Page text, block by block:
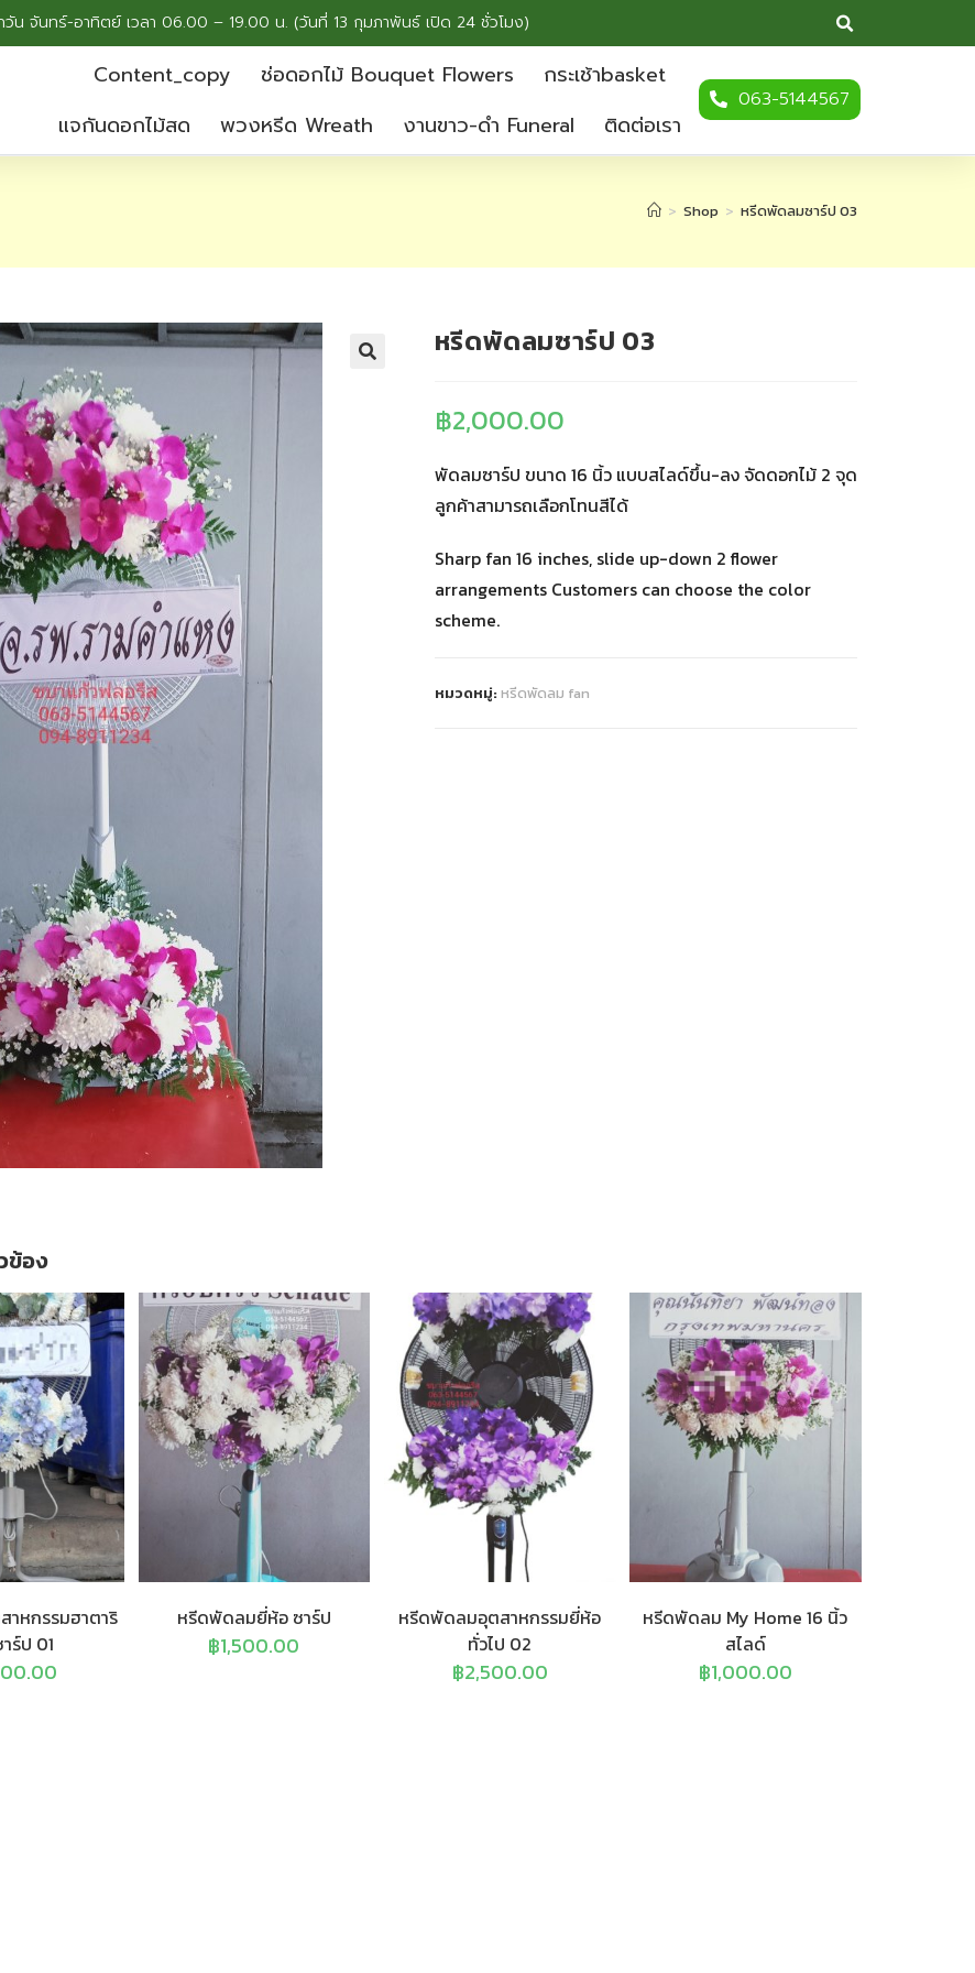
วัน จันทร์-อาทิตย์ เวลา 06.00 – 19.00 น. (วันที่ 13 กุมภาพันธ์ เปิด 24 ชั่วโมง)
Content_copy ช่อดอกไม้ Bouquet Flowers
กระเช้าbasket
แจกันดอกไม้สด
พวงหรีด Wreath งานขาว-ดำ Funeral ติดต่อเรา
063-5144567
> Shop > หรีดพัดลมซาร์ป 03
หรีดพัดลมซาร์ป 03
฿2,000.00
พัดลมซาร์ป ขนาด 16 นิ้ว แบบสไลด์ขึ้น-ลง จัดดอกไม้ 2 จุด
ลูกค้าสามารถเลือกโทนสีได้
Sharp fan 16 inches, slide up-down 2 flower
arrangements Customers can choose the color
scheme.
หมวดหมู่:หรีดพัดลม fan
ข้อง
หกรรมฮาตาริ
ร์ป 01
หรีดพัดลมยี่ห้อ ซาร์ป
฿1,500.00
หรีดพัดลมอุตสาหกรรมยี่ห้อ
ทั่วไป 02
฿2,500.00
หรีดพัดลม My Home 16 นิ้ว
สไลด์
฿1,000.00